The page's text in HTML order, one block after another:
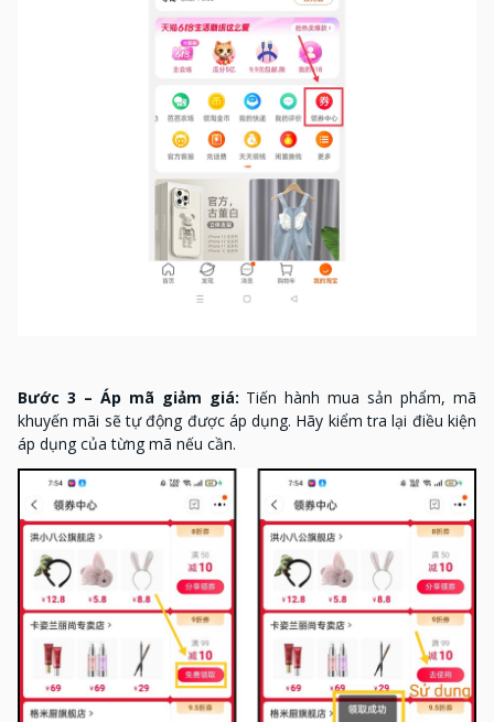
Bước 3 – Áp mã giảm giá: Tiến hành mua sản phẩm, mã
khuyến mãi sẽ tự động được áp dụng. Hãy kiểm tra lại điều kiện
áp dụng của từng mã nếu cần.